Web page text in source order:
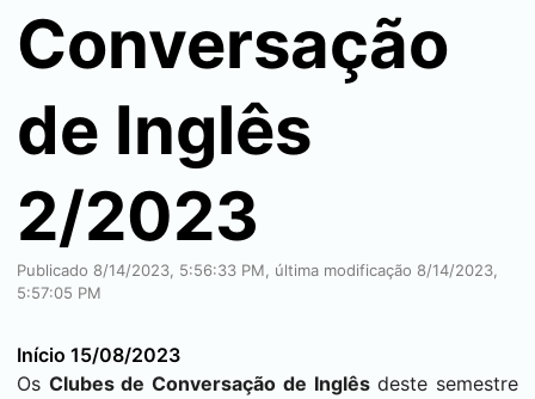
Conversação
de Inglês
2/2023
Publicado 8/14/2023, 5:56:33 PM, última modificação 8/14/2023,
5:57:05 PM
Início 15/08/2023
Os Clubes de Conversação de Inglêsdeste semestre